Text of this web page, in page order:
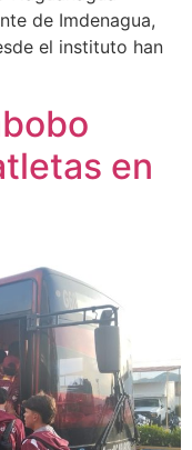
de Imdenagua,
el instituto han
en